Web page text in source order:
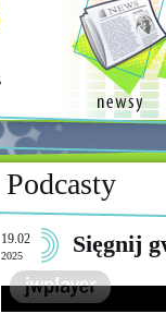
Podcasty
19.02
2025 Sięgnij